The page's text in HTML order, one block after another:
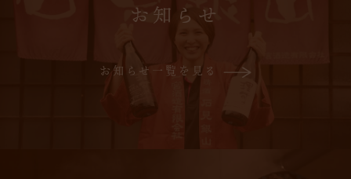
お知らせ
お知らせ一覧を見る